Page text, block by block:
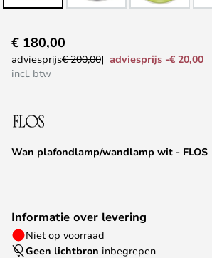
naar
het
de
gallerij
Wan plafondlamp/wandlamp wit - FLOS
€ 180,00
adviesprijs€ 200,00
adviesprijs -€ 20,00
incl. btw
Informatie over levering
Niet op voorraad
Geen lichtbron inbegrepen